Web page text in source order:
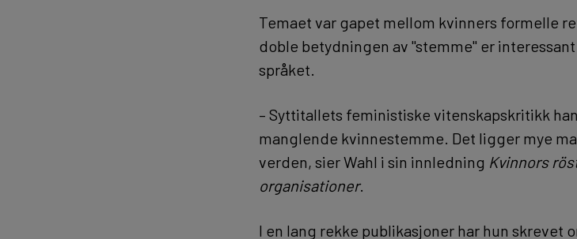
Temaet var gapet mellom kvinners formelle
doble betydningen av "stemme" er
språket.
– Syttitallets feministiske vitenskapskritikk
manglende kvinnestemme. Det ligger mye
verden, sier Wahl i sin innledning Kvinnors
organisationer.
I en lang rekke publikasjoner har hun skrevet